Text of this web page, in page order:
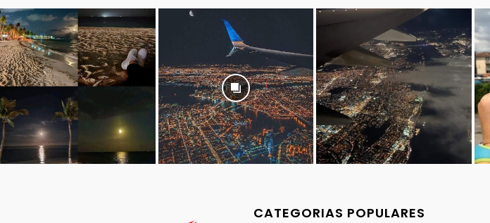
CATEGORIAS POPULARES